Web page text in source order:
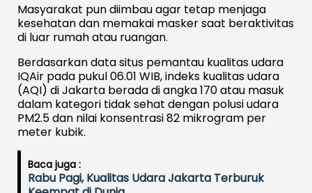
Masyarakat pun diimbau agar tetap menjaga
kesehatan dan memakai masker saat beraktivitas
di luar rumah atau ruangan.
Berdasarkan data situs pemantau kualitas udara
IQAir pada pukul 06.01 WIB, indeks kualitas udara
(AQI) di Jakarta berada di angka 170 atau masuk
dalam kategori tidak sehat dengan polusi udara
PM2.5 dan nilai konsentrasi 82 mikrogram per
meter kubik.
Baca juga :
Rabu Pagi, Kualitas Udara Jakarta Terburuk